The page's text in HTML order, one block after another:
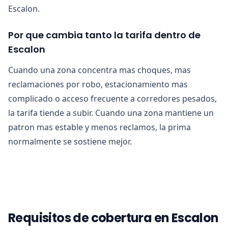
Escalon.
Por que cambia tanto la tarifa dentro de
Escalon
Cuando una zona concentra mas choques, mas
reclamaciones por robo, estacionamiento mas
complicado o acceso frecuente a corredores pesados,
la tarifa tiende a subir. Cuando una zona mantiene un
patron mas estable y menos reclamos, la prima
normalmente se sostiene mejor.
Requisitos de cobertura en Escalon